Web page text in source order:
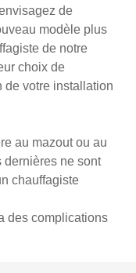
de
modèle plus
de notre
choix de
de votre installation
au mazout ou au
dernières ne sont
chauffagiste
des complications